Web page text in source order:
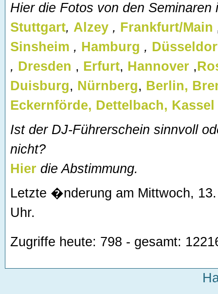
Hier die Fotos von den Seminaren
Stuttgart, Alzey , Frankfurt/Main
Sinsheim , Hamburg ,
, Dresden , Erfurt, Hannover ,
Duisburg, Nürnberg, Berlin,
Eckernförde, Dettelbach, Kassel
Ist der DJ-Führerschein sinnvoll
nicht?
Hier die Abstimmung.
Letzte �nderung am Mittwoch,
Uhr.
Zugriffe heute: 798 - gesamt: